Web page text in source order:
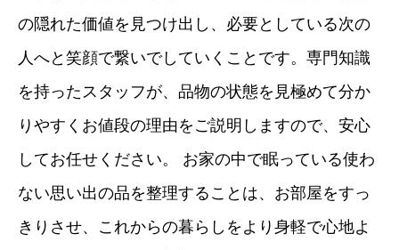
の隠れた価値を見つけ出し、必要としている次の
人へと笑顔で繋いでしていくことです。専門知識
を持ったスタッフが、品物の状態を見極めて分か
りやすくお値段の理由をご説明しますので、安心
してお任せください。 お家の中で眠っている使わ
ない思い出の品を整理することは、お部屋をすっ
きりさせ、これからの暮らしをより身軽で心地よ